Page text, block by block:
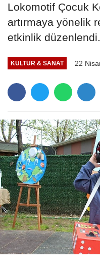
Lokomotif Çocuk
artırmaya yönelik
etkinlik düzenlendi.
KÜLTÜR & SANAT 22